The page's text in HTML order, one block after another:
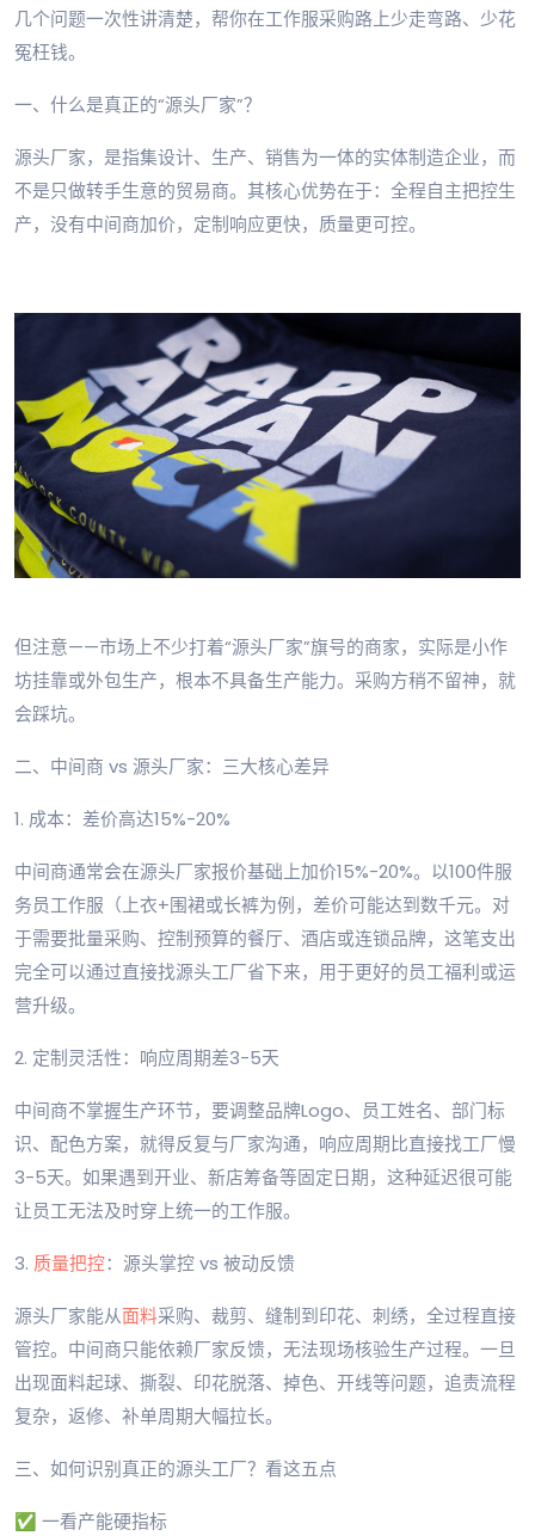
几个问题一次性讲清楚，帮你在工作服采购路上少走弯路、少花
冤枉钱。
一、什么是真正的“源头厂家”？
源头厂家，是指集设计、生产、销售为一体的实体制造企业，而
不是只做转手生意的贸易商。其核心优势在于：全程自主把控生
产，没有中间商加价，定制响应更快，质量更可控。
但注意——市场上不少打着“源头厂家”旗号的商家，实际是小作
坊挂靠或外包生产，根本不具备生产能力。采购方稍不留神，就
会踩坑。
二、中间商 vs 源头厂家：三大核心差异
1. 成本：差价高达15%-20%
中间商通常会在源头厂家报价基础上加价15%-20%。以100件服
务员工作服（上衣+围裙或长裤为例，差价可能达到数千元。对
于需要批量采购、控制预算的餐厅、酒店或连锁品牌，这笔支出
完全可以通过直接找源头工厂省下来，用于更好的员工福利或运
营升级。
2. 定制灵活性：响应周期差3-5天
中间商不掌握生产环节，要调整品牌Logo、员工姓名、部门标
识、配色方案，就得反复与厂家沟通，响应周期比直接找工厂慢
3-5天。如果遇到开业、新店筹备等固定日期，这种延迟很可能
让员工无法及时穿上统一的工作服。
3. 质量把控：源头掌控 vs 被动反馈
源头厂家能从面料采购、裁剪、缝制到印花、刺绣，全过程直接
管控。中间商只能依赖厂家反馈，无法现场核验生产过程。一旦
出现面料起球、撕裂、印花脱落、掉色、开线等问题，追责流程
复杂，返修、补单周期大幅拉长。
三、如何识别真正的源头工厂？看这五点
✅ 一看产能硬指标